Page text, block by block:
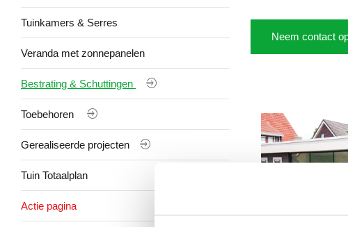
Tuinkamers & Serres
Veranda met zonnepanelen
Bestrating & Schuttingen
Toebehoren
Gerealiseerde projecten
Tuin Totaalplan
Actie pagina
Neem contact